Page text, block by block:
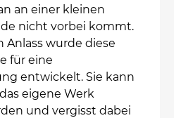
an einer kleinen
nicht vorbei kommt.
Anlass wurde diese
für eine
entwickelt. Sie kann
eigene Werk
und vergisst dabei